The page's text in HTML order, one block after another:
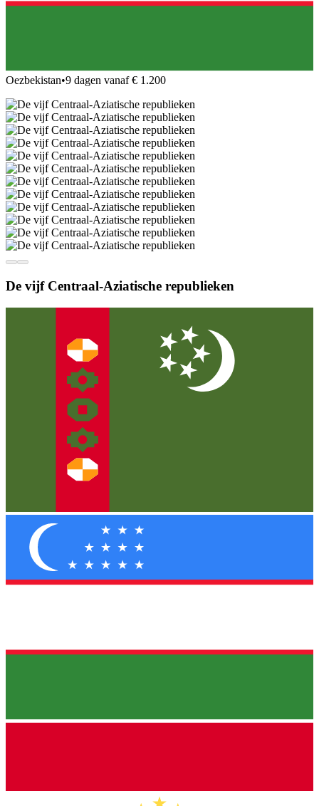
Oezbekistan•9 dagen vanaf € 1.200
De vijf Centraal-Aziatische republieken